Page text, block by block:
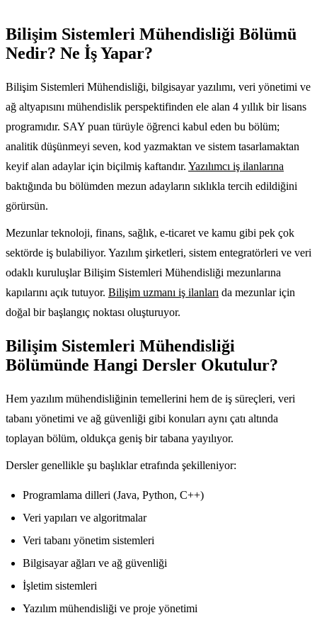
Bilişim Sistemleri Mühendisliği Bölümü
Nedir? Ne İş Yapar?
Bilişim Sistemleri Mühendisliği, bilgisayar yazılımı, veri yönetimi ve
ağ altyapısını mühendislik perspektifinden ele alan 4 yıllık bir lisans
programıdır. SAY puan türüyle öğrenci kabul eden bu bölüm;
analitik düşünmeyi seven, kod yazmaktan ve sistem tasarlamaktan
keyif alan adaylar için biçilmiş kaftandır. Yazılımcı iş ilanlarına
baktığında bu bölümden mezun adayların sıklıkla tercih edildiğini
görürsün.
Mezunlar teknoloji, finans, sağlık, e-ticaret ve kamu gibi pek çok
sektörde iş bulabiliyor. Yazılım şirketleri, sistem entegratörleri ve veri
odaklı kuruluşlar Bilişim Sistemleri Mühendisliği mezunlarına
kapılarını açık tutuyor. Bilişim uzmanı iş ilanları da mezunlar için
doğal bir başlangıç noktası oluşturuyor.
Bilişim Sistemleri Mühendisliği
Bölümünde Hangi Dersler Okutulur?
Hem yazılım mühendisliğinin temellerini hem de iş süreçleri, veri
tabanı yönetimi ve ağ güvenliği gibi konuları aynı çatı altında
toplayan bölüm, oldukça geniş bir tabana yayılıyor.
Dersler genellikle şu başlıklar etrafında şekilleniyor:
Programlama dilleri (Java, Python, C++)
Veri yapıları ve algoritmalar
Veri tabanı yönetim sistemleri
Bilgisayar ağları ve ağ güvenliği
İşletim sistemleri
Yazılım mühendisliği ve proje yönetimi